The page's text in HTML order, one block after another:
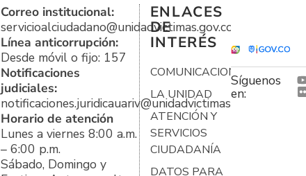
Correo institucional:
servicioalciudadano@unidadvictimas.gov.co
Línea anticorrupción:
Desde móvil o fijo: 157
Notificaciones
judiciales:
notificaciones.juridicauariv@unidadvictimas.gov.co
Horario de atención
Lunes a viernes 8:00 a.m.
– 6:00 p.m.
Sábado, Domingo y
ENLACES
DE
INTERÉS
COMUNICACIONES
LA UNIDAD
ATENCIÓN Y
SERVICIOS
CIUDADANÍA
DATOS PARA
Síguenos
en: